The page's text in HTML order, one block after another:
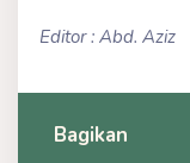
Editor : Abd. Aziz
Bagikan